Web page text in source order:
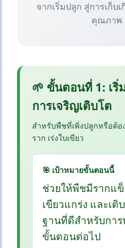
จากเริ่มปลูก สู่การเก็บ
คุณภาพ
🌱 ขั้นตอนที่ 1: เริ่
การเจริญเติบโต
สำหรับพืชที่เพิ่งปลูกหรือต้อง
ราก เร่งใบเขียว
🎯 เป้าหมายขั้นตอนนี้
ช่วยให้พืชมีรากแข็
เขียวแกร่ง และเติ
ฐานที่ดีสำหรับกา
ขั้นตอนต่อไป